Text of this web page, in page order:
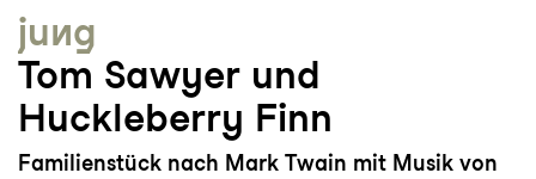
jung
Tom Sawyer und
Huckleberry Finn
Familienstück nach Mark Twain mit Musik von